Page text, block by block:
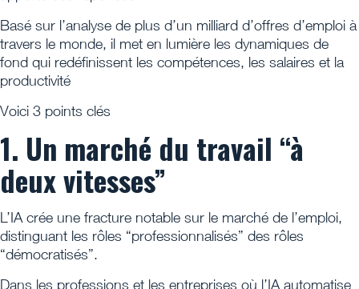
Basé sur l’analyse de plus d’un milliard d’offres d’emploi à
travers le monde, il met en lumière les dynamiques de
fond qui redéfinissent les compétences, les salaires et la
productivité
Voici 3 points clés
1. Un marché du travail “à
deux vitesses”
L’IA crée une fracture notable sur le marché de l’emploi,
distinguant les rôles “professionnalisés” des rôles
“démocratisés”.
Dans les professions et les entreprises où l’IA automatise